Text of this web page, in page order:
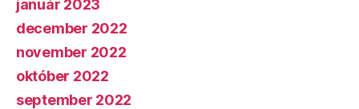
január 2023
december 2022
november 2022
október 2022
september 2022